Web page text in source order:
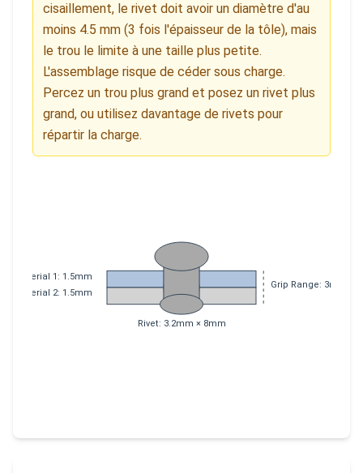
cisaillement, le rivet doit avoir un diamètre d'au
moins 4.5 mm (3 fois l'épaisseur de la tôle), mais
le trou le limite à une taille plus petite.
L'assemblage risque de céder sous charge.
Percez un trou plus grand et posez un rivet plus
grand, ou utilisez davantage de rivets pour
répartir la charge.
Material 1: 1.5mm
Material 2: 1.5mm
Rivet: 3.2mm × 8mm
Grip Range: 3mm